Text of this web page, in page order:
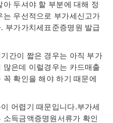
두셔야 할 부분에 대해 정
는 우선적으로 부가세신고가
부가가치세표준증명원 발급
간이 짧은 경우는 아직 부가
은데 이럴경우는 카드매출
확인을 해야 하기 때문에
어렵기 때문입니다.부가세
득금액증명원서류가 확인